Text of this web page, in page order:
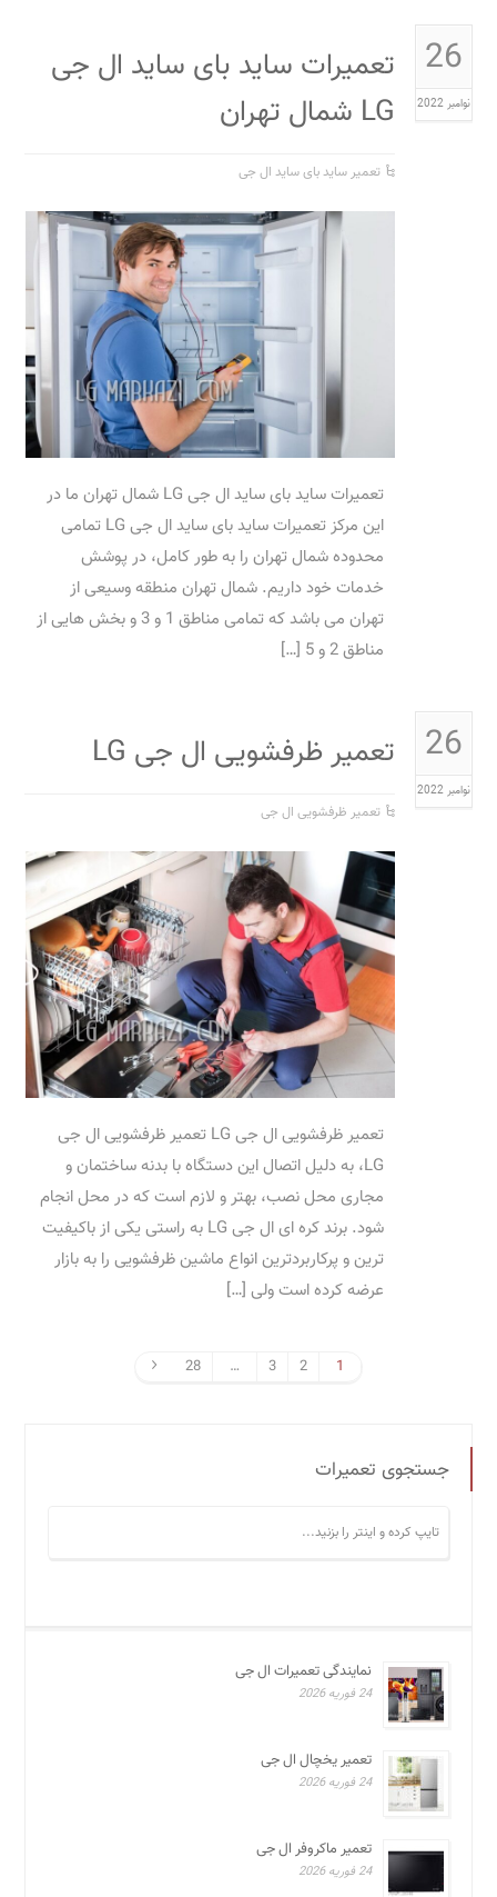
26
نوامبر 2022
تعمیرات ساید بای ساید ال جی
LG شمال تهران
تعمیر ساید بای ساید ال جی
تعمیرات ساید بای ساید ال جی LG شمال تهران ما در
این مرکز تعمیرات ساید بای ساید ال جی LG تمامی
محدوده شمال تهران را به طور کامل، در پوشش
خدمات خود داریم. شمال تهران منطقه وسیعی از
تهران می باشد که تمامی مناطق 1 و 3 و بخش هایی از
مناطق 2 و 5 […]
26
نوامبر 2022
تعمیر ظرفشویی ال جی LG
تعمیر ظرفشویی ال جی
تعمیر ظرفشویی ال جی LG تعمیر ظرفشویی ال جی
LG، به دلیل اتصال این دستگاه با بدنه ساختمان و
مجاری محل نصب، بهتر و لازم است که در محل انجام
شود. برند کره ای ال جی LG به راستی یکی از باکیفیت
ترین و پرکاربردترین انواع ماشین ظرفشویی را به بازار
عرضه کرده است ولی […]
1
2
3
…
28
جستجوی تعمیرات
نمایندگی تعمیرات ال جی
24 فوریه 2026
تعمیر یخچال ال جی
24 فوریه 2026
تعمیر ماکروفر ال جی
24 فوریه 2026